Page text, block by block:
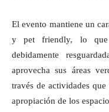
El evento mantiene un
y pet friendly, lo que
debidamente
aprovecha sus áreas
través de actividades
apropiación de los